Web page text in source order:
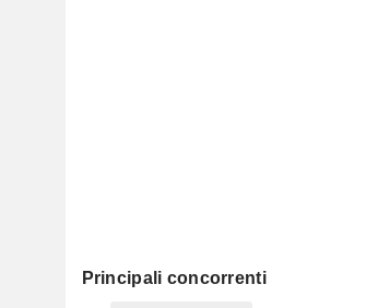
Principali concorrenti